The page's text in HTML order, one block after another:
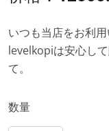
いつも当店をお利
levelkopiは安心し
て。
数量